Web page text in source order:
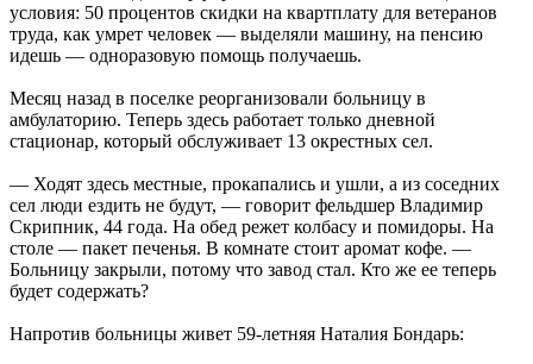
условия: 50 процентов скидки на квартплату для ветеранов
труда, как умрет человек — выделяли машину, на пенсию
идешь — одноразовую помощь получаешь.
Месяц назад в поселке реорганизовали больницу в
амбулаторию. Теперь здесь работает только дневной
стационар, который обслуживает 13 окрестных сел.
— Ходят здесь местные, прокапались и ушли, а из соседних
сел люди ездить не будут, — говорит фельдшер Владимир
Скрипник, 44 года. На обед режет колбасу и помидоры. На
столе — пакет печенья. В комнате стоит аромат кофе. —
Больницу закрыли, потому что завод стал. Кто же ее теперь
будет содержать?
Напротив больницы живет 59-летняя Наталия Бондарь: